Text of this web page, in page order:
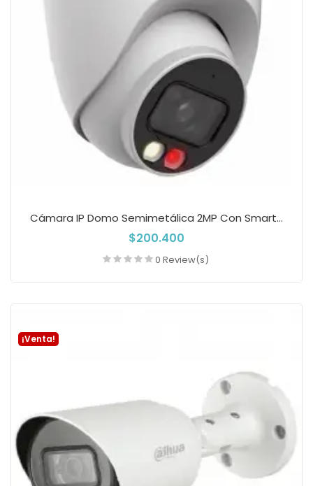
Cámara IP Domo Semimetálica 2MP Con Smart...
$200.400
0 Review(s)
¡Venta!